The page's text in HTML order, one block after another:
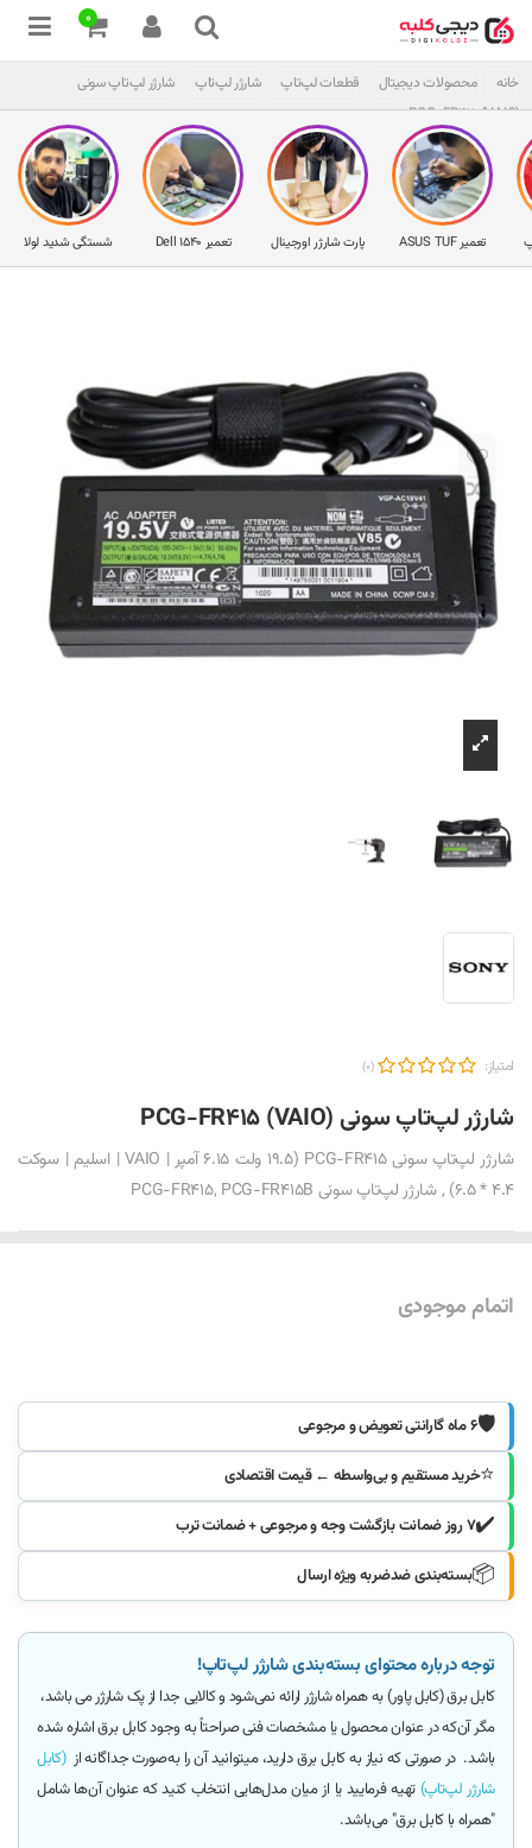
0
خانه محصولات دیجیتال قطعات لپ‌تاپ شارژر لپ‌تاپ
شارژر لپ‌تاپ سونی
PCG-FR415 (VAIO)
شستگی شدید لولا تعمیر Dell 1540 پارت شارژر اورجینال تعمیر ASUS TUF
شارژر لپ‌تاپ سونی PCG-FR415 (VAIO)
شارژر لپ‌تاپ سونی PCG-FR415 (19.5 ولت 6.15 آمپر | VAIO | اسلیم | سوکت
4.4 * 6.5) , شارژر لپ‌تاپ سونی PCG-FR415, PCG-FR415B
امتیاز: (0)
اتمام موجودی
موجود شد خبرم کنید 🛡️۶ ماه گارانتی تعویض و مرجوعی
⭐خرید مستقیم و بی‌واسطه ← قیمت اقتصادی
✔️۷ روز ضمانت بازگشت وجه و مرجوعی + ضمانت ترب
📦بسته‌بندی ضدضربه ویژه ارسال
توجه درباره محتوای بسته‌بندی شارژر لپ‌تاپ!
کابل برق (کابل پاور)به همراه شارژر ارائه نمی‌شود و کالایی جدا از پک شارژر می باشد،
مگر آن‌کهدر عنوان محصول یا مشخصات فنی صراحتاً به وجود کابل برق اشاره شده
باشد. در صورتی که نیاز به کابل برق دارید، میتوانید آن را به‌صورت جداگانه از (کابل
شارژر لپ‌تاپ) تهیه فرمایید یا از میان مدل‌هایی انتخاب کنید که عنوان آن‌ها شامل
"همراه با کابل برق"می‌باشد.